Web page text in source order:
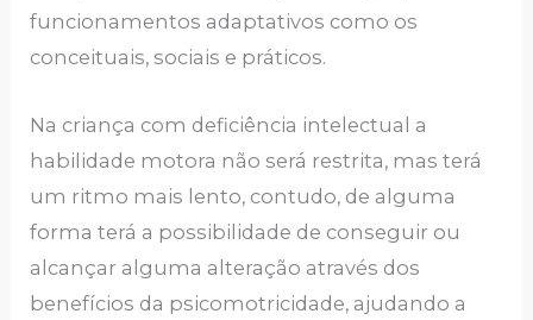
funcionamentos adaptativos como os
conceituais, sociais e práticos.
Na criança com deficiência intelectual a
habilidade motora não será restrita, mas terá
um ritmo mais lento, contudo, de alguma
forma terá a possibilidade de conseguir ou
alcançar alguma alteração através dos
benefícios da psicomotricidade, ajudando a